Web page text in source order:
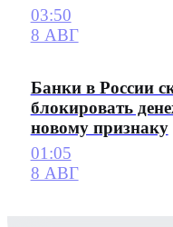
03:50
8 АВГ
Банки в России
блокировать
новому признаку
01:05
8 АВГ